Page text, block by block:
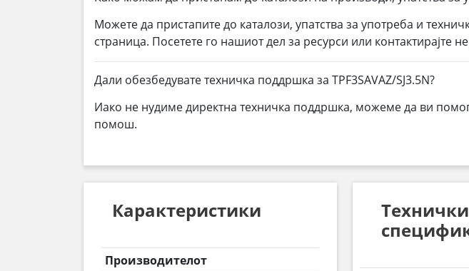
Можете да пристапите до каталози, упатства за употреба и
страница. Посетете го нашиот дел за ресурси или контактирајте
Дали обезбедувате техничка поддршка за TPF3SAVAZ/SJ3.5N?
Иако не нудиме директна техничка поддршка, можеме да ви
помош.
Карактеристики
Производителот
Технички